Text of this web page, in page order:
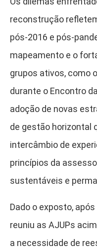
reconstrução
pós-2016 e pós-
mapeamento e o
grupos ativos, como
durante o Encontro
adoção de novas
de gestão horizontal
intercâmbio de
princípios da
sustentáveis e
Dado o exposto,
reuniu as AJUPs
a necessidade de